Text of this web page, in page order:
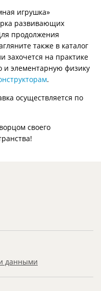
игрушка»
развивающих
продолжения
также в каталог
захочется на практике
и элементарную физику
.
осуществляется по
своего
данными